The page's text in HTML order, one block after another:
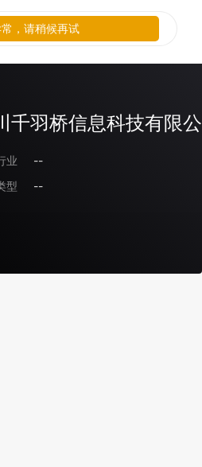
千羽桥信息科技有限
业
--
型
--
，请稍候再试